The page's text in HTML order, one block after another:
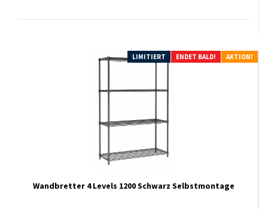
LIMITIERT ENDET BALD! AKTION!
Wandbretter 4 Levels 1200 Schwarz Selbstmontage